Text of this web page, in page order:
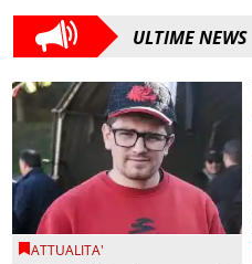
ULTIME NEWS
ATTUALITA'